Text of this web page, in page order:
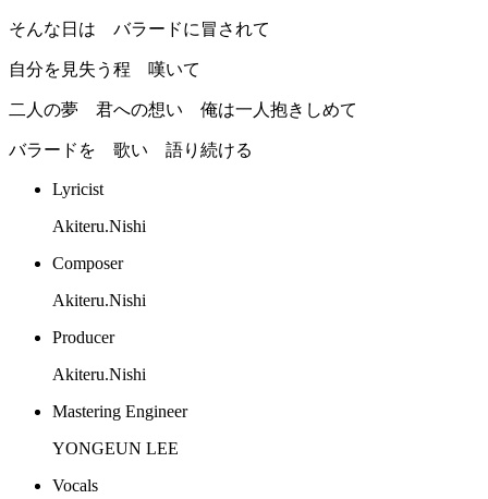
そんな日は バラードに冒されて
自分を見失う程 嘆いて
二人の夢 君への想い 俺は一人抱きしめて
バラードを 歌い 語り続ける
Lyricist
Akiteru.Nishi
Composer
Akiteru.Nishi
Producer
Akiteru.Nishi
Mastering Engineer
YONGEUN LEE
Vocals